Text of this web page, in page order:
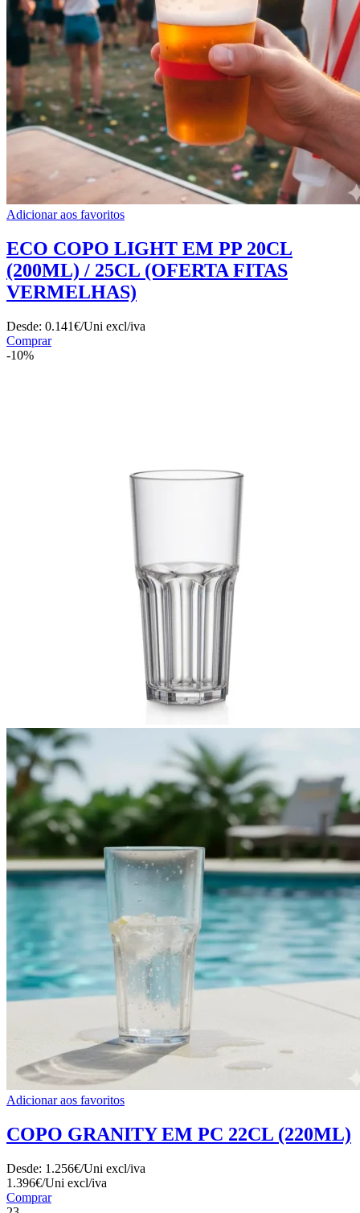
Adicionar aos favoritos
ECO COPO LIGHT EM PP 20CL
(200ML) / 25CL (OFERTA FITAS
VERMELHAS)
Desde: 0.141€/Uni excl/iva
Comprar
-10%
Adicionar aos favoritos
COPO GRANITY EM PC 22CL (220ML)
Desde: 1.256€/Uni excl/iva
1.396€/Uni excl/iva
Comprar